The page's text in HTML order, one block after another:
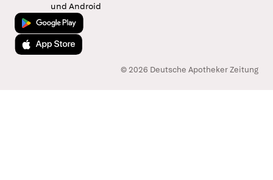
und Android
Jetzt bei Google Play
Laden im App Store
© 2026 Deutsche Apotheker Zeitung